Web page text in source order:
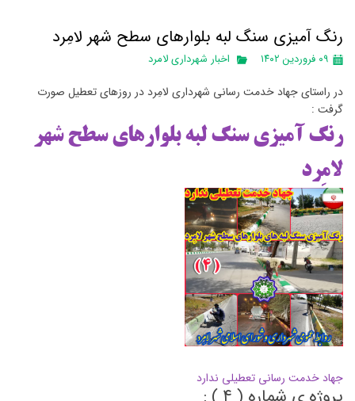
رنگ آمیزی سنگ لبه بلوارهای سطح شهر لامِرد
۰۹ فروردین ۱۴۰۲ اخبار شهرداری لامرد
در راستای جهاد خدمت رسانی شهرداری لامِرد در روزهای تعطیل صورت
گرفت :
رنگ آمیزی سنگ لبه بلوارهای سطح شهر
لامِرد
جهاد خدمت رسانی تعطیلی ندارد